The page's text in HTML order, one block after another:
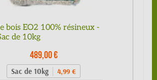
bois EO2 100% résineux -
de 10kg
489,00 €
Sac de 10kg 4,99 €